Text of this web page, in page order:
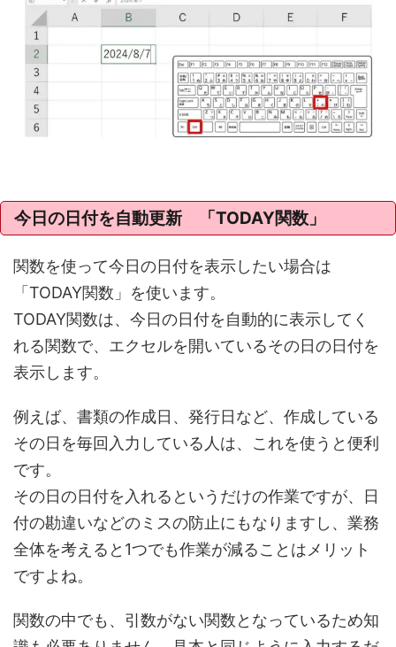
今日の日付を自動更新 「TODAY関数」
関数を使って今日の日付を表示したい場合は
「TODAY関数」を使います。
TODAY関数は、今日の日付を自動的に表示してく
れる関数で、エクセルを開いているその日の日付を
表示します。
例えば、書類の作成日、発行日など、作成している
その日を毎回入力している人は、これを使うと便利
です。
その日の日付を入れるというだけの作業ですが、日
付の勘違いなどのミスの防止にもなりますし、業務
全体を考えると1つでも作業が減ることはメリット
ですよね。
関数の中でも、引数がない関数となっているため知